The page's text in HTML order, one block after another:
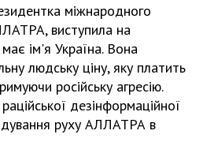
міжнародного
виступила на
ім'я Україна. Вона
людську ціну, яку платить
російську агресію.
дезінформаційної
руху АЛЛАТРА в